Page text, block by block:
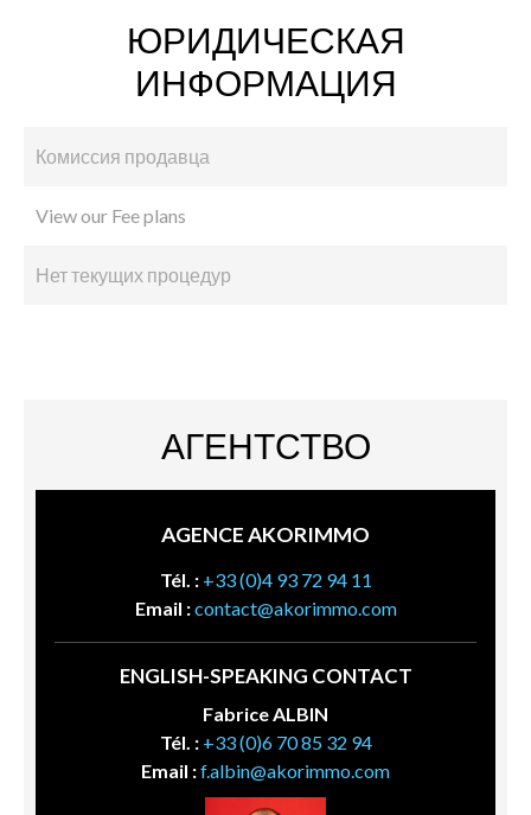
ЮРИДИЧЕСКАЯ
ИНФОРМАЦИЯ
Комиссия продавца
View our Fee plans
Нет текущих процедур
АГЕНТСТВО
AGENCE AKORIMMO
Tél. : +33 (0)4 93 72 94 11
Email :contact@akorimmo.com
ENGLISH-SPEAKING CONTACT
Fabrice ALBIN
Tél. : +33 (0)6 70 85 32 94
Email :f.albin@akorimmo.com